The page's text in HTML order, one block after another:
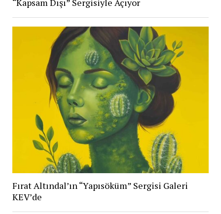
Fırat Altındal’ın “Yapısöküm” Sergisi Galeri
KEV’de